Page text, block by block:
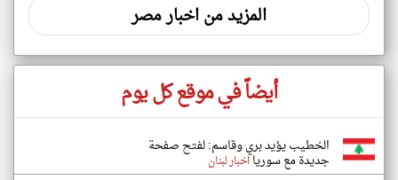
المزيد من اخبار مصر
أيضاً في موقع كل يوم
الخطيب يؤيد بري وقاسم: لفتح صفحة
جديدة مع سوريااخبار لبنان